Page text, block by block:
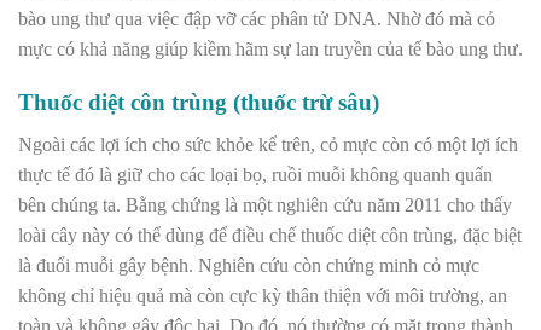
bào ung thư qua việc đập vỡ các phân tử DNA. Nhờ đó mà cỏ
mực có khả năng giúp kiềm hãm sự lan truyền của tế bào ung thư.
Thuốc diệt côn trùng (thuốc trừ sâu)
Ngoài các lợi ích cho sức khỏe kể trên, cỏ mực còn có một lợi ích
thực tế đó là giữ cho các loại bọ, ruồi muỗi không quanh quẩn
bên chúng ta. Bằng chứng là một nghiên cứu năm 2011 cho thấy
loài cây này có thể dùng để điều chế thuốc diệt côn trùng, đặc biệt
là đuổi muỗi gây bệnh. Nghiên cứu còn chứng minh cỏ mực
không chỉ hiệu quả mà còn cực kỳ thân thiện với môi trường, an
toàn và không gây độc hại. Do đó, nó thường có mặt trong thành